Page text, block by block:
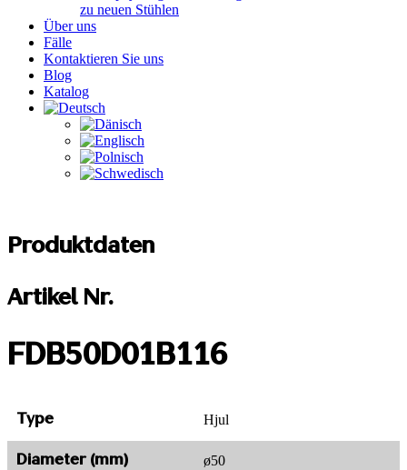
zu neuen Stühlen
Über uns
Fälle
Kontaktieren Sie uns
Blog
Katalog
Produktdaten
Artikel Nr.
FDB50D01B116
Type Hjul
Diameter (mm) ø50